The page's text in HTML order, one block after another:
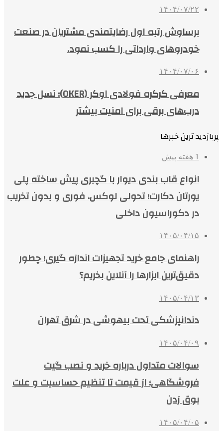
۱۴۰۴/۰۷/۲۲
برساوش رتبه اول رضایتمندی مشتریان در صنعت
خودروهای وارداتی را کسب نمود.
۱۴۰۴/۰۷/۰۶
معرفی کرکره فولادی اوکر (OKER)؛ نسل جدید
درب‌های برقی برای امنیت بیشتر
پربازدید ترین خبرها
1 هفته پیش
انواع قاب بندی دیوار با گچبری پیش ساخته پلی
یورتان دکارت؛ تحولی لوکس، فوری و بدون تخریب
در دکوراسیون داخلی
۱۴۰۵/۰۴/۱۵
راهنمای جامع خرید تجهیزات اندازه گیری؛ چطور
دقیق‌ترین ابزارها را آنلاین بخریم؟
۱۴۰۵/۰۴/۱۳
دندانپزشکی تحت بیهوشی در شرق تهران
۱۴۰۵/۰۴/۰۹
سوالات متداول درباره خرید و نصب گیت
فروشگاهی؛ از قیمت تا تنظیم حساسیت و علت
بوق زدن
۱۴۰۵/۰۴/۰۵